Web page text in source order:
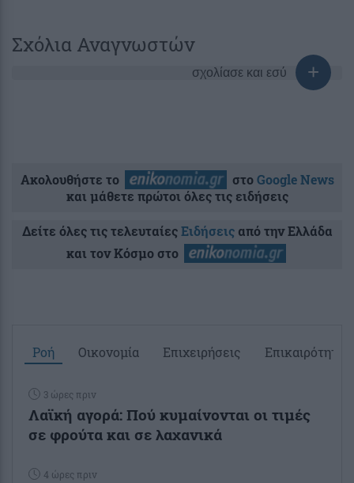
Σχόλια Αναγνωστών
σχολίασε και εσύ
Ακολουθήστε το στοGoogle News
και μάθετε πρώτοι όλες τις ειδήσεις
Δείτε όλες τις τελευταίεςΕιδήσειςαπό την Ελλάδα
και τον Κόσμο στο
Ροή Οικονομία Επιχειρήσεις Επικαιρότητα
3 ώρες πριν
Λαϊκή αγορά: Πού κυμαίνονται οι τιμές
σε φρούτα και σε λαχανικά
4 ώρες πριν